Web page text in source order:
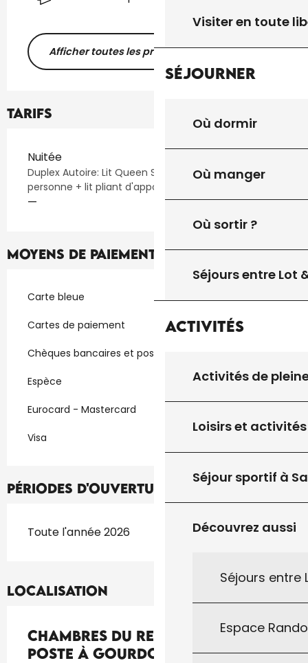
Visiter en toute
Séjourner
Où dormir
Où manger
Où sortir ?
Séjours entre Lot
Activités
Activités de
Loisirs et activités
Séjour sportif à
Découvrez aussi
Séjours entre
Espace
Afficher toutes les prestations
Tarifs
Tarifs 2026
Nuitée
Duplex Autoire: Lit Queen Sise 160cm + 2 lits 1
personne + lit pliant d'appoint
—
Moyens de paiement
Carte bleue
Cartes de paiement
Chèques bancaires et postaux
Espèce
Eurocard - Mastercard
Visa
Périodes d'ouverture
Toute l'année 2026
Localisation
Chambres du Relais de la
Poste à Gourdon